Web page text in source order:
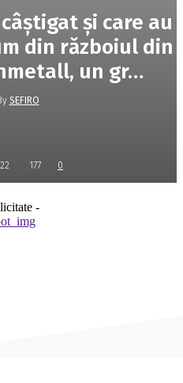
şi care au
din războiul din
un gr…
SEFIRO
177 0
-